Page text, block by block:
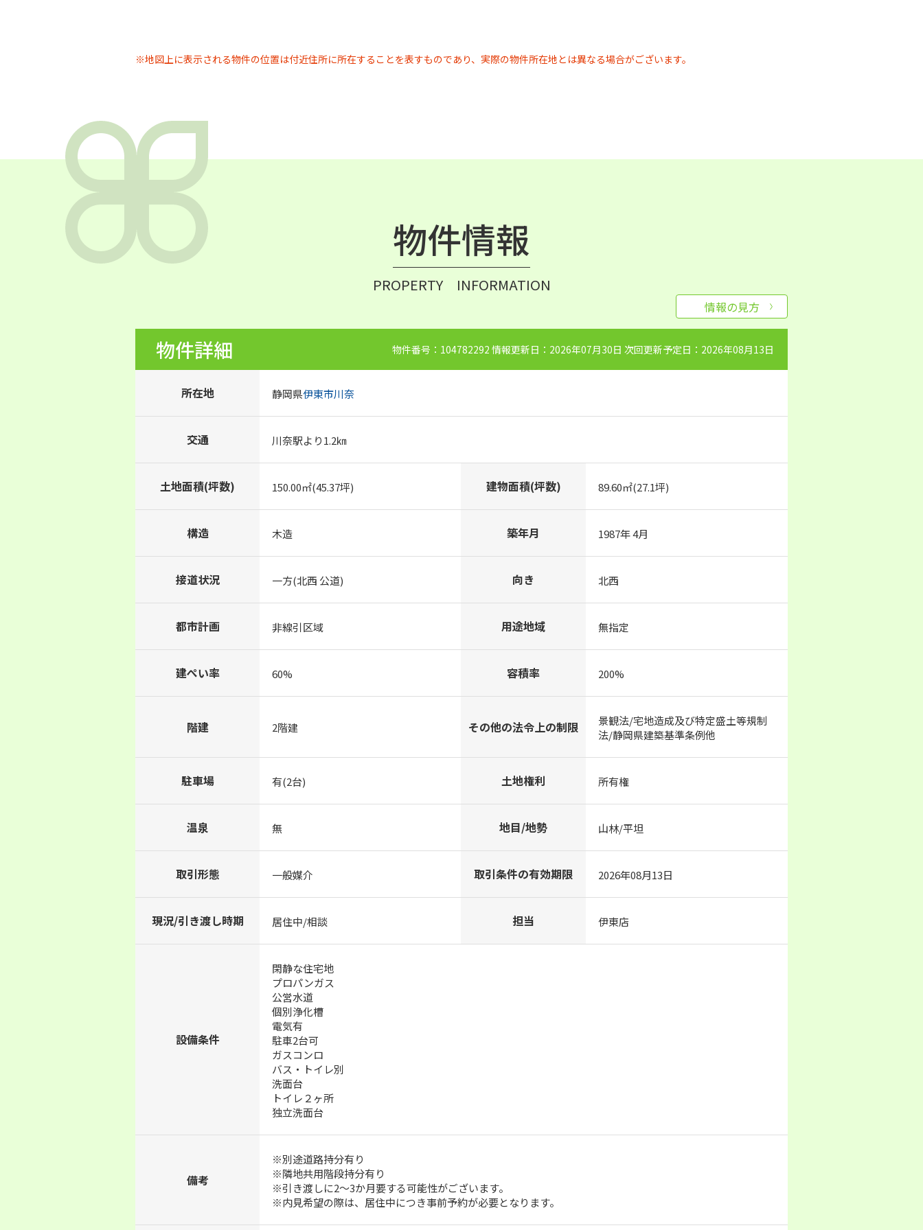
※地図上に表示される物件の位置は付近住所に所在することを表すものであり、実際の物件所在地とは異なる場合がございます。
物件情報
PROPERTY INFORMATION
情報の見方
物件詳細 物件番号：104782292 情報更新日：2026年07月30日 次回更新予定日：2026年08月13日
所在地 静岡県伊東市川奈
交通 川奈駅より1.2㎞
土地面積(坪数) 150.00㎡(45.37坪) 建物面積(坪数) 89.60㎡(27.1坪)
構造 木造 築年月 1987年 4月
接道状況 一方(北西 公道) 向き 北西
都市計画 非線引区域 用途地域 無指定
建ぺい率 60% 容積率 200%
階建 2階建 その他の法令上の制限
景観法/宅地造成及び特定盛土等規制
法/静岡県建築基準条例他
駐車場 有(2台) 土地権利 所有権
温泉 無 地目/地勢 山林/平坦
取引形態 一般媒介 取引条件の有効期限 2026年08月13日
現況/引き渡し時期 居住中/相談 担当 伊東店
設備条件
閑静な住宅地
プロパンガス
公営水道
個別浄化槽
電気有
駐車2台可
ガスコンロ
バス・トイレ別
洗面台
トイレ２ヶ所
独立洗面台
備考
※別途道路持分有り
※隣地共用階段持分有り
※引き渡しに2～3か月要する可能性がございます。
※内見希望の際は、居住中につき事前予約が必要となります。